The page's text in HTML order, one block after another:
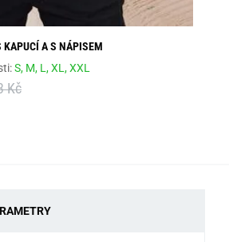
KAPUCÍ A S NÁPISEM
S, M, L,XL,XXL
Kč